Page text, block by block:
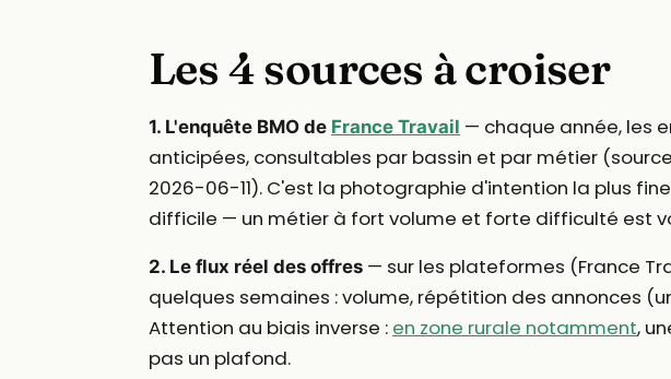
Les 4 sources à croiser
1. L'enquête BMO de France Travail — chaque année, les
anticipées, consultables par bassin et par métier
2026-06-11). C'est la photographie d'intention la plus
difficile — un métier à fort volume et forte difficulté est
2. Le flux réel des offres — sur les plateformes (France
quelques semaines : volume, répétition des annonces
Attention au biais inverse : en zone rurale notamment,
pas un plafond.